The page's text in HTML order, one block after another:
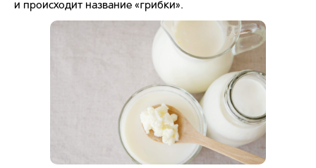
и происходит название «грибки».